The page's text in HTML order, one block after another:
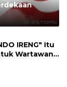
IRENG" Itu